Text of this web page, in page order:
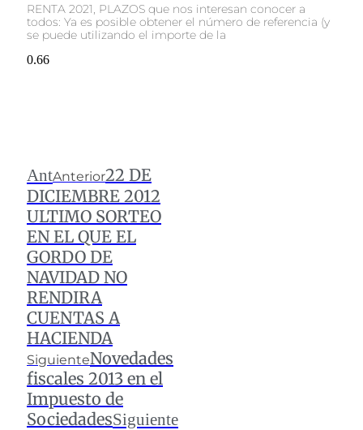
RENTA 2021, PLAZOS que nos interesan conocer a
todos: Ya es posible obtener el número de referencia (y
se puede utilizando el importe de la
AntAnterior22 DE
DICIEMBRE 2012
ULTIMO SORTEO
EN EL QUE EL
GORDO DE
NAVIDAD NO
RENDIRA
CUENTAS A
HACIENDA
SiguienteNovedades
fiscales 2013 en el
Impuesto de
SociedadesSiguiente